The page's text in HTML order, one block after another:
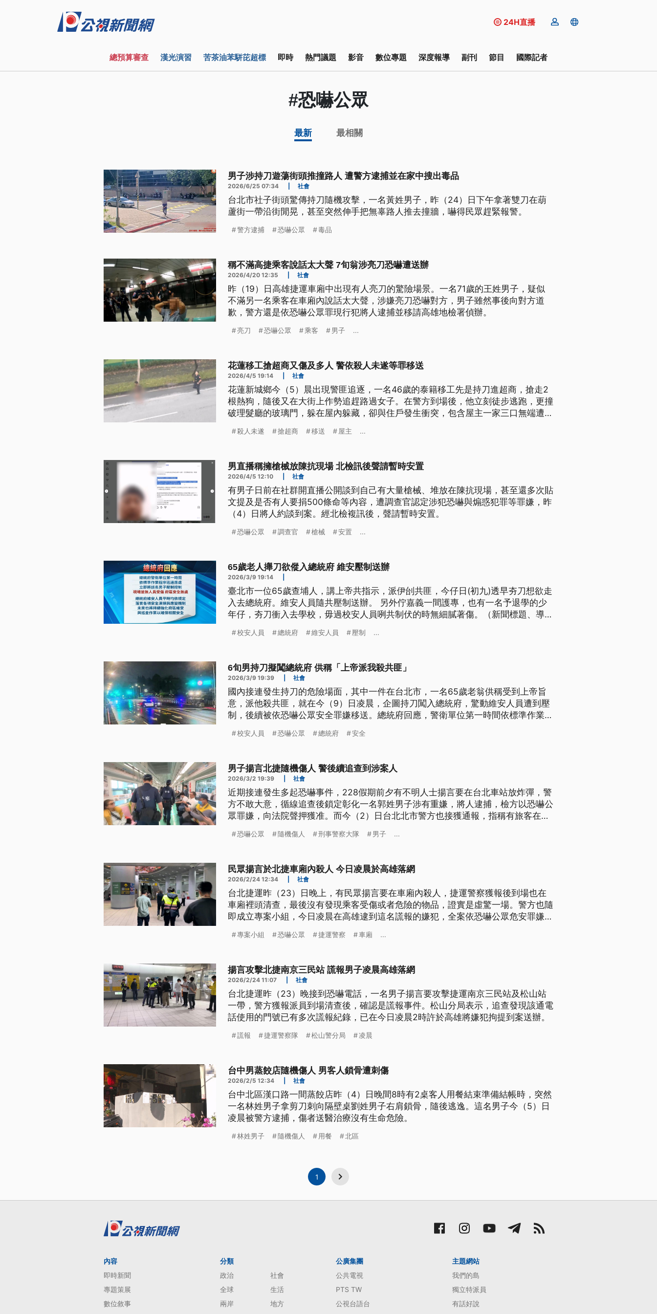
24H直播
總預算審查 漢光演習 苦茶油苯駢芘超標 即時 熱門議題 影音 數位專題 深度報導 副刊 節目 國際記者
#恐嚇公眾
最新 最相關
男子涉持刀遊蕩街頭推撞路人 遭警方逮捕並在家中搜出毒品
2026/6/25 07:34 社會
台北市社子街頭驚傳持刀隨機攻擊，一名黃姓男子，昨（24）日下午拿著雙刀在葫
蘆街一帶沿街閒晃，甚至突然伸手把無辜路人推去撞牆，嚇得民眾趕緊報警。
警方逮捕 恐嚇公眾 毒品
稱不滿高捷乘客說話太大聲 7旬翁涉亮刀恐嚇遭送辦
2026/4/20 12:35 社會
昨（19）日高雄捷運車廂中出現有人亮刀的驚險場景。一名71歲的王姓男子，疑似
不滿另一名乘客在車廂內說話太大聲，涉嫌亮刀恐嚇對方，男子雖然事後向對方道
歉，警方還是依恐嚇公眾罪現行犯將人逮捕並移請高雄地檢署偵辦。
亮刀 恐嚇公眾 乘客 男子 ...
花蓮移工搶超商又傷及多人 警依殺人未遂等罪移送
2026/4/5 19:14 社會
花蓮新城鄉今（5）晨出現警匪追逐，一名46歲的泰籍移工先是持刀進超商，搶走2
根熱狗，隨後又在大街上作勢追趕路過女子。在警方到場後，他立刻徒步逃跑，更撞
破理髮廳的玻璃門，躲在屋內躲藏，卻與住戶發生衝突，包含屋主一家三口無端遭
被戒護就醫，後續將被警方依殺人未遂等罪嫌移送。
殺人未遂 搶超商 移送 屋主 ...
男直播稱擁槍械放陳抗現場 北檢訊後聲請暫時安置
2026/4/5 12:10 社會
有男子日前在社群開直播公開談到自己有大量槍械、堆放在陳抗現場，甚至還多次貼
文提及是否有人要捐500條命等內容，遭調查官認定涉犯恐嚇與煽惑犯罪等罪嫌，昨
（4）日將人約談到案。經北檢複訊後，聲請暫時安置。
恐嚇公眾 調查官 槍械 安置 ...
65歲老人攑刀欲傱入總統府 維安壓制送辦
2026/3/9 19:14
臺北市一位65歲查埔人，講上帝共指示，派伊刣共匪，今仔日(初九)透早夯刀想欲走
入去總統府。維安人員隨共壓制送辦。 另外佇嘉義一間護專，也有一名予退學的少
年仔，夯刀衝入去學校，毋過校安人員咧共制伏的時無細膩著傷。（新聞標題、導言
校安人員 總統府 維安人員 壓制 ...
6旬男持刀擬闖總統府 供稱「上帝派我殺共匪」
2026/3/9 19:39 社會
國內接連發生持刀的危險場面，其中一件在台北市，一名65歲老翁供稱受到上帝旨
意，派他殺共匪，就在今（9）日凌晨，企圖持刀闖入總統府，驚動維安人員遭到壓
制，後續被依恐嚇公眾安全罪嫌移送。總統府回應，警衛單位第一時間依標準作業程
動機仍要釐清，而校安人員在制伏過程卻不慎受傷。
校安人員 恐嚇公眾 總統府 安全
男子揚言北捷隨機傷人 警後續追查到涉案人
2026/3/2 19:39 社會
近期接連發生多起恐嚇事件，228假期前夕有不明人士揚言要在台北車站放炸彈，警
方不敢大意，循線追查後鎖定彰化一名郭姓男子涉有重嫌，將人逮捕，檢方以恐嚇公
眾罪嫌，向法院聲押獲准。而今（2）日台北北市警方也接獲通報，指稱有旅客在列
男子釐清案情。
恐嚇公眾 隨機傷人 刑事警察大隊 男子 ...
民眾揚言於北捷車廂內殺人 今日凌晨於高雄落網
2026/2/24 12:34 社會
台北捷運昨（23）日晚上，有民眾揚言要在車廂內殺人，捷運警察獲報後到場也在
車廂裡頭清查，最後沒有發現乘客受傷或者危險的物品，證實是虛驚一場。警方也隨
即成立專案小組，今日凌晨在高雄逮到這名謊報的嫌犯，全案依恐嚇公眾危安罪嫌送
專案小組 恐嚇公眾 捷運警察 車廂 ...
揚言攻擊北捷南京三民站 謊報男子凌晨高雄落網
2026/2/24 11:07 社會
台北捷運昨（23）晚接到恐嚇電話，一名男子揚言要攻擊捷運南京三民站及松山站
一帶，警方獲報派員到場清查後，確認是謊報事件。松山分局表示，追查發現該通電
話使用的門號已有多次謊報紀錄，已在今日凌晨2時許於高雄將嫌犯拘提到案送辦。
謊報 捷運警察隊 松山警分局 凌晨
台中男蒸餃店隨機傷人 男客人鎖骨遭刺傷
2026/2/5 12:34 社會
台中北區漢口路一間蒸餃店昨（4）日晚間8時有2桌客人用餐結束準備結帳時，突然
一名林姓男子拿剪刀刺向隔壁桌劉姓男子右肩鎖骨，隨後逃逸。這名男子今（5）日
凌晨被警方逮捕，傷者送醫治療沒有生命危險。
林姓男子 隨機傷人 用餐 北區
1
內容
即時新聞
專題策展
數位敘事
分類
政治
社會
全球
生活
兩岸
地方
公廣集團
公共電視
PTS TW
公視台語台
主題網站
我們的島
獨立特派員
有話好說